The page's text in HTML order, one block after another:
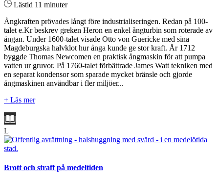
Lästid 11 minuter
Ångkraften prövades långt före industrialiseringen. Redan på 100-
talet e.Kr beskrev greken Heron en enkel ångturbin som roterade av
ångan. Under 1600-talet visade Otto von Guericke med sina
Magdeburgska halvklot hur ånga kunde ge stor kraft. År 1712
byggde Thomas Newcomen en praktisk ångmaskin för att pumpa
vatten ur gruvor. På 1760-talet förbättrade James Watt tekniken med
en separat kondensor som sparade mycket bränsle och gjorde
ångmaskinen användbar i fler miljöer...
+ Läs mer
L
Brott och straff på medeltiden